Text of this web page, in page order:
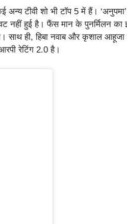
अन्य टीवी शो भी टॉप 5 में हैं।
नहीं हुई है। फैंस मान के पुनर्मिलन का
साथ ही, हिबा नवाब और कृशाल
रेटिंग 2.0 है।